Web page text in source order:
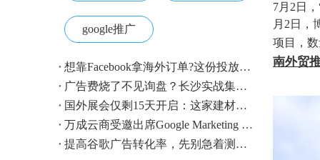
google推广
想靠Facebook拿海外订单?这份投放指南收好
广告费烧了不见询盘？长沙实战集训即将开营，教您SEM投放+GEO流量收割，把预算变成真订单
国外展会仅剩15天开启：这家建材B2B企业如何用$4.1撬动近500条本地经销商线索？
万成云商受邀出席Google Marketing Live 2026，以AI之力领航出海增长新浪潮
提高谷歌广告转化率，先别急着测CTA——把这4个基础动作做对，比什么都管用
7月2日，
月2日，
项目，
南外贸